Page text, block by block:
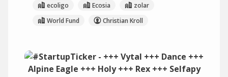
ecoligo Ecosia
zolar
World Fund
Christian Kroll